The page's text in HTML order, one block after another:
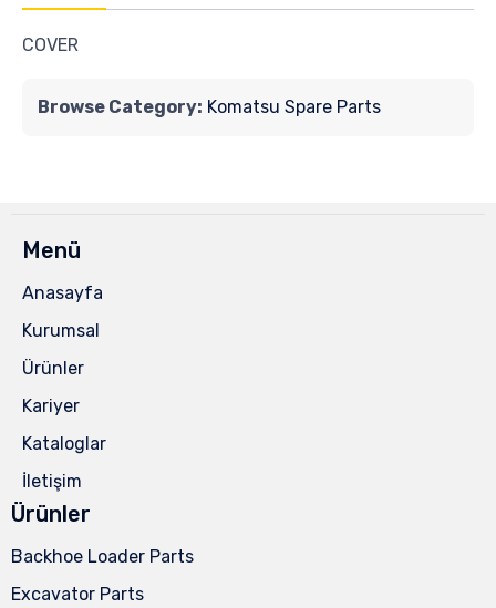
COVER
Browse Category: Komatsu Spare Parts
Menü
Anasayfa
Kurumsal
Ürünler
Kariyer
Kataloglar
İletişim
Ürünler
Backhoe Loader Parts
Excavator Parts